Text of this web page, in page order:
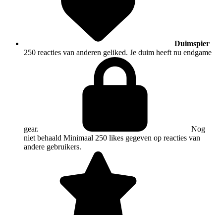
Duimspier
250 reacties van anderen geliked. Je duim heeft nu endgame
gear.
Nog
niet behaald Minimaal 250 likes gegeven op reacties van
andere gebruikers.